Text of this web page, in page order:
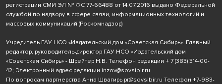
регистрации СМИ ЭЛ № ФС 77-66488 от 14.07.2016 выдано Федеральной
службой по надзору в сфере связи, информационных технологий и
массовых коммуникаций (Роскомнадзор)
Учредитель ГАУ НСО «Издательский дом «Советская Сибирь». Главный
редактор, руководитель-директор ГАУ НСО «Издательский дом
«Советская Сибирь» - Шрейтер Н.В. Телефон редакции + 7 (383) 314-00-
42; Электронный адрес редакции inzov@sovsibir.ru
По вопросам партнерства Анна Швагирь pr@sovsibir.ru Телефон +7-983-